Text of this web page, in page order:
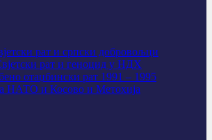
рат и српски добровољци
рат и геноцид у НДХ
отаџбински рат 1991 – 1995
НАТО и Косово и Метохија